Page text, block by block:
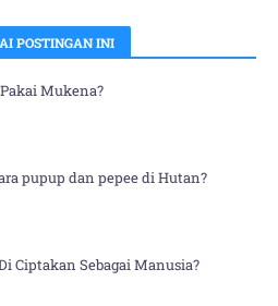
POSTINGAN INI
Mukena?
pupup dan pepee di Hutan?
Ciptakan Sebagai Manusia?